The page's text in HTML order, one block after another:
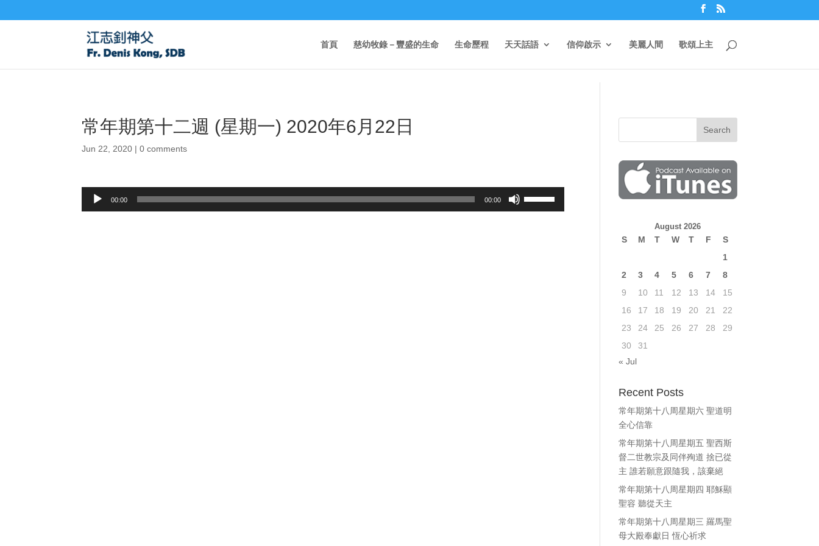
首頁 慈幼牧錄－豐盛的生命 生命歷程 天天話語 信仰啟示 美麗人間 歌頌上主
常年期第十二週 (星期一) 2020年6月22日
Jun 22, 2020 |0 comments
Audio
00:00 00:00
August 2026
S M T W T F
S
1
2
3 4 5 6 7
8
9
10 11 12 13 14
15
16
17 18 19 20 21
22
23
24 25 26 27 28
29
30
31
« Jul
Recent Posts
常年期第十八周星期六 聖道明
全心信靠
常年期第十八周星期五 聖西斯
督二世教宗及同伴殉道 捨已從
主 誰若願意跟隨我，該棄絕
常年期第十八周星期四 耶穌顯
聖容 聽從天主
常年期第十八周星期三 羅馬聖
母大殿奉獻日 恆心祈求